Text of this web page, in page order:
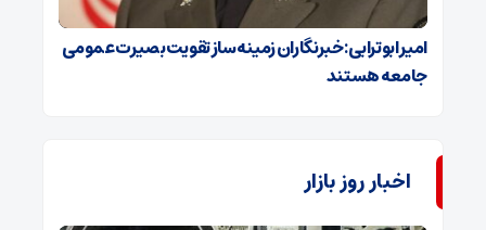
امیر ابوترابی: خبرنگاران زمینه‌ساز تقویت بصیرت عمومی
جامعه هستند
اخبار روز بازار